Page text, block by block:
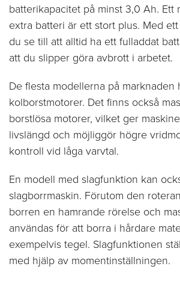
batterikapacitet på minst 3,0 Ah. Ett
extra batteri är ett stort plus. Med
du se till att alltid ha ett fulladdat
att du slipper göra avbrott i arbetet.
De flesta modellerna på marknaden
kolborstmotorer. Det finns också
borstlösa motorer, vilket ger
livslängd och möjliggör högre
kontroll vid låga varvtal.
En modell med slagfunktion kan
slagborrmaskin. Förutom den
borren en hamrande rörelse och
användas för att borra i hårdare
exempelvis tegel. Slagfunktionen
med hjälp av momentinställningen.